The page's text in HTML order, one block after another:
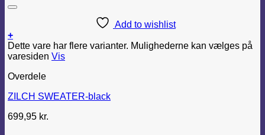
Add to wishlist
+
Dette vare har flere varianter. Mulighederne kan vælges på
varesiden Vis
Overdele
ZILCH SWEATER-black
699,95 kr.